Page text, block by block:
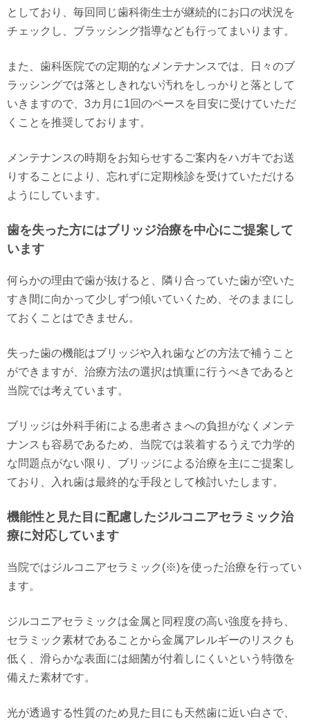
としており、毎回同じ歯科衛生士が継続的にお口の状況を
チェックし、ブラッシング指導なども行ってまいります。
また、歯科医院での定期的なメンテナンスでは、日々のブ
ラッシングでは落としきれない汚れをしっかりと落として
いきますので、3カ月に1回のペースを目安に受けていただ
くことを推奨しております。
メンテナンスの時期をお知らせするご案内をハガキでお送
りすることにより、忘れずに定期検診を受けていただける
ようにしています。
歯を失った方にはブリッジ治療を中心にご提案して
います
何らかの理由で歯が抜けると、隣り合っていた歯が空いた
すき間に向かって少しずつ傾いていくため、そのままにし
ておくことはできません。
失った歯の機能はブリッジや入れ歯などの方法で補うこと
ができますが、治療方法の選択は慎重に行うべきであると
当院では考えています。
ブリッジは外科手術による患者さまへの負担がなくメンテ
ナンスも容易であるため、当院では装着するうえで力学的
な問題点がない限り、ブリッジによる治療を主にご提案し
ており、入れ歯は最終的な手段として検討いたします。
機能性と見た目に配慮したジルコニアセラミック治
療に対応しています
当院ではジルコニアセラミック(※)を使った治療を行ってい
ます。
ジルコニアセラミックは金属と同程度の高い強度を持ち、
セラミック素材であることから金属アレルギーのリスクも
低く、滑らかな表面には細菌が付着しにくいという特徴を
備えた素材です。
光が透過する性質のため見た目にも天然歯に近い白さで、